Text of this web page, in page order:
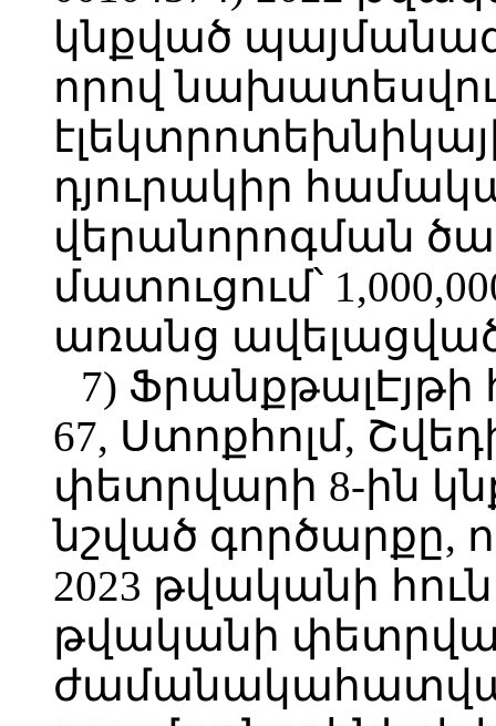
կնքված
որով
դյուրակիր
վերանորոգման
մատուցում՝
առանց
7) ՖրանքթալԷյթի
67, Ստոքհոլմ,
փետրվարի 8-ին
նշված գործարքը,
2023 թվականի
թվականի